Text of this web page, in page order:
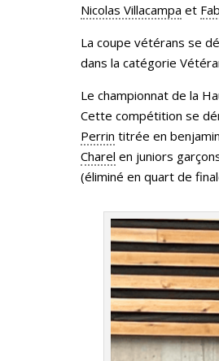
Nicolas Villacampa et
La coupe vétérans se
dans la catégorie
Le championnat de la
Cette compétition se
Perrin titrée en
Charel en juniors
(éliminé en quart de